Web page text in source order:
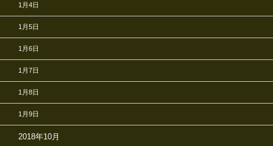
1月4日
1月5日
1月6日
1月7日
1月8日
1月9日
2018年10月